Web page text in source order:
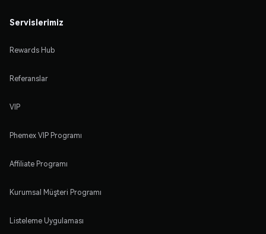
Servislerimiz
Rewards Hub
Referanslar
VIP
Phemex VIP Programı
Affiliate Programı
Kurumsal Müşteri Programı
Listeleme Uygulaması